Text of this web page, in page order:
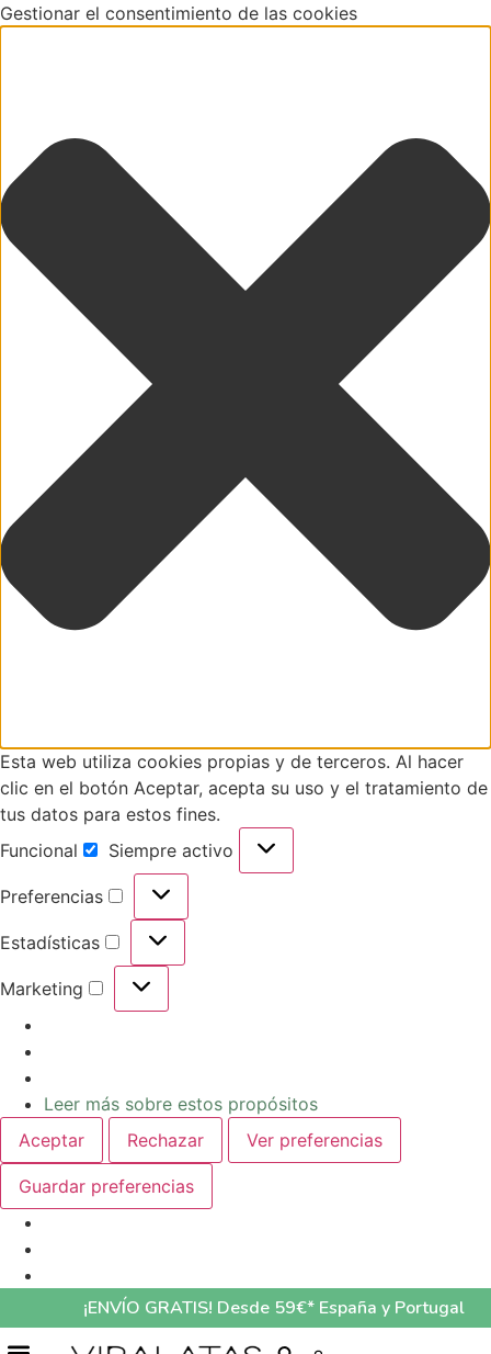
Gestionar el consentimiento de las cookies
Esta web utiliza cookies propias y de terceros. Al hacer
clic en el botón Aceptar, acepta su uso y el tratamiento de
tus datos para estos fines.
Funcional
Siempre activo
Preferencias
Estadísticas
Marketing
Leer más sobre estos propósitos
Aceptar
Rechazar Ver preferencias
Guardar preferencias
¡ENVÍO GRATIS! Desde 59€* España y Portugal